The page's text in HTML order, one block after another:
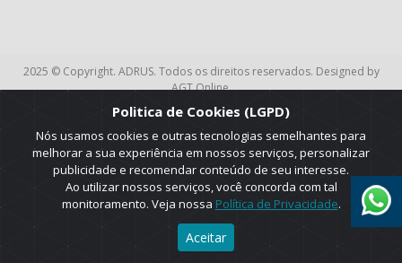
2025 © Copyright. ADRUS. Todos os direitos reservados. Designed by
AGT Online.
Politica de Cookies (LGPD)
Nós usamos cookies e outras tecnologias semelhantes para
melhorar a sua experiência em nossos serviços, personalizar
publicidade e recomendar conteúdo de seu interesse.
Ao utilizar nossos serviços, você concorda com tal
monitoramento. Veja nossa Política de Privacidade.
Aceitar